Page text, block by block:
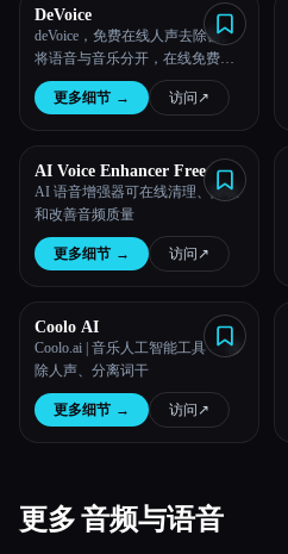
DeVoice
deVoice，免费在线人声去除器。
将语音与音乐分开，在线免费提
供高质量的人声去除器和具有强
大人工智能的人工智能分离器。
更多细节 → 访问 ↗︎
AI Voice Enhancer Free
AI 语音增强器可在线清理、降噪
和改善音频质量
更多细节 → 访问 ↗︎
Coolo AI
Coolo.ai | 音乐人工智能工具 — 移
除人声、分离词干
更多细节 → 访问 ↗︎
更多 音频与语音